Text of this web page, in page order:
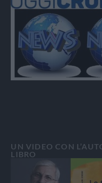
UN VIDEO CON
LIBRO